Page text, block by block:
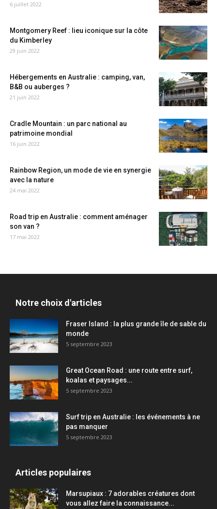
6 juillet 2022
Montgomery Reef : lieu iconique sur la côte
du Kimberley
29 juin 2022
Hébergements en Australie : camping, van,
B&B ou auberges ?
21 juin 2022
Cradle Mountain : un parc national au
patrimoine mondial
16 juin 2022
Rainbow Region, un mode de vie en synergie
avec la nature
24 mai 2022
Road trip en Australie : comment aménager
son van ?
17 mai 2022
Notre choix d'articles
Fraser Island : la plus grande île de sable du
monde
5 septembre 2023
Great Ocean Road : une route entre surf,
koalas et paysages...
5 septembre 2023
Surf trip en Australie : les événements à ne
pas manquer
5 septembre 2023
Articles populaires
Marsupiaux : 7 adorables créatures dont
vous allez faire la connaissance...